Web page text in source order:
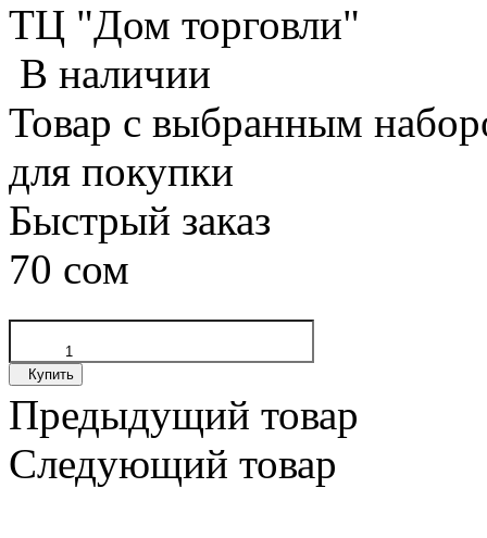
ТЦ "Дом торговли"
В наличии
Товар с выбранным
для покупки
Быстрый заказ
70 сом
Купить
Предыдущий товар
Следующий товар